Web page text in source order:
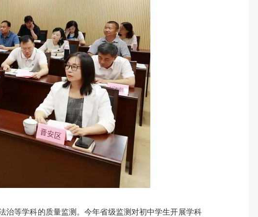
等学科的质量监测。今年省级监测对初中学生开展学科